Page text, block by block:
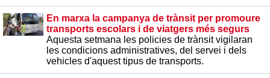
En marxa la campanya de trànsit per promoure
transports escolars i de viatgers més segurs
Aquesta setmana les policies de trànsit vigilaran
les condicions administratives, del servei i dels
vehicles d'aquest tipus de transports.